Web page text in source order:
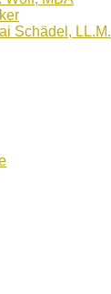
Schädel, LL.M.